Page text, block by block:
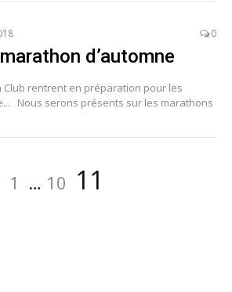
0
d’automne
Club rentrent en préparation pour les
Nous serons présents sur les marathons
Page
1 … Page
10 Page
11